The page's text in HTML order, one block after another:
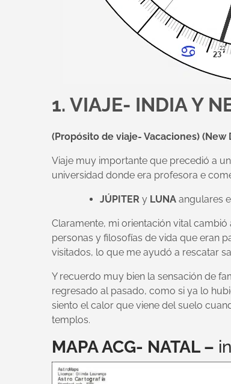
1. VIAJE- INDIA Y
(Propósito de viaje- Vacaciones) (New
Viaje muy importante que precedió a
universidad donde era profesora e
JÚPITER y LUNA angulares
Claramente, mi orientación vital
personas y filosofías de vida que eran
visitados, lo que me ayudó a rescatar
Y recuerdo muy bien la sensación de
regresado al pasado, como si ya lo
siento el calor que viene del suelo
templos.
MAPA ACG- NATAL –